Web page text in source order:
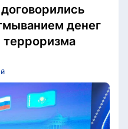
Комплаенс
денег
терроризма